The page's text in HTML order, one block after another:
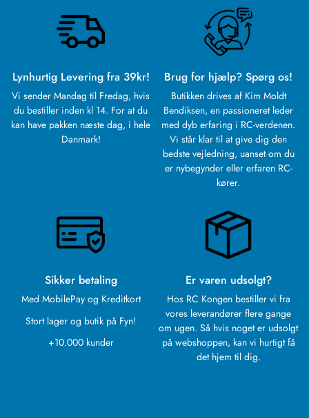
Lynhurtig Levering fra 39kr!
Vi sender Mandag til Fredag, hvis
du bestiller inden kl 14. For at du
kan have pakken næste dag, i hele
Danmark!
Brug for hjælp? Spørg os!
Butikken drives af Kim Moldt
Bendiksen, en passioneret leder
med dyb erfaring i RC-verdenen.
Vi står klar til at give dig den
bedste vejledning, uanset om du
er nybegynder eller erfaren RC-
kører.
Sikker betaling
Med MobilePay og Kreditkort
Stort lager og butik på Fyn!
+10.000 kunder
Er varen udsolgt?
Hos RC Kongen bestiller vi fra
vores leverandører flere gange
om ugen. Så hvis noget er udsolgt
på webshoppen, kan vi hurtigt få
det hjem til dig.